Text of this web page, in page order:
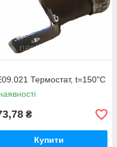
Термостат, t=150"C
₴
Купити